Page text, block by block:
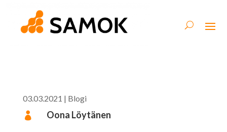
03.03.2021 | Blogi
 Oona Löytänen